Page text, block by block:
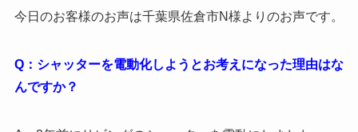
今日のお客様のお声は千葉県佐倉市N様よりのお声です。
Q：シャッターを電動化しようとお考えになった理由はな
んですか？